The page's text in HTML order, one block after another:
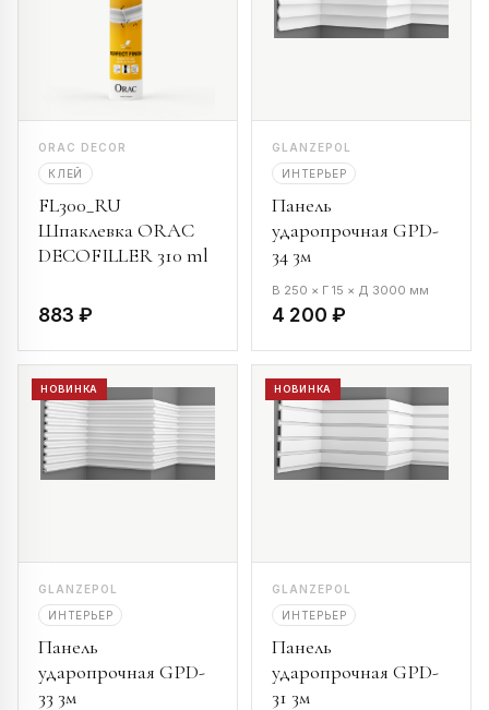
ORAC DECOR
КЛЕЙ
FL300_RU
Шпаклевка ORAC
DECOFILLER 310 ml
883 ₽
GLANZEPOL
ИНТЕРЬЕР
Панель
ударопрочная GPD-
34 3м
В 250 × Г 15 × Д 3000 мм
4 200 ₽
НОВИНКА
GLANZEPOL
ИНТЕРЬЕР
Панель
ударопрочная GPD-
33 3м
НОВИНКА
GLANZEPOL
ИНТЕРЬЕР
Панель
ударопрочная GPD-
31 3м